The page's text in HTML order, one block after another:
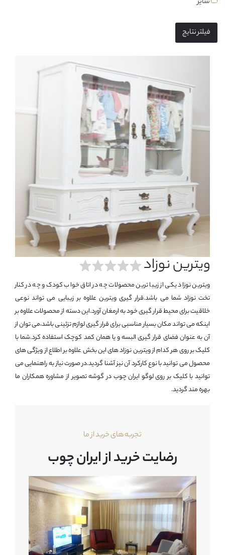
فیلتر نتایج
ویترین نوزاد
ویترین نوزاد یکی از زیبا ترین محصولات چه در اتاق خواب کودک و چه در کنار
تخت نوزاد شما می باشد.قرار گیری ویترین علاوه بر زیبایی می تواند نوعی
خلاقیت برای محیط قرار گیری خود به ارمغان آورد.این دسته از محصولات علاوه بر
اینکه می تواند مکان بسیار مناسبی برای قرار گیری لوازم تزئینی باشد،می توان از
آن به عنوان فضای قرار گیری البسه و یا همان کمد کوچک استفاده کرد.شما با
کلیک بر روی هر کدام از ویترین نوزاد های این بخش علاوه بر اطلاع از ویژگی های
محصول می توانید با نوع کارکرد آن نیز آشنا گردید.در صورت نیاز به راهنمایی می
توانید با کلیک بر روی لوگو ایران چوب در گوشه تصویر از مشاوره همکاران ما
بهره مند گردید.
تجربه های خرید از ما
رضایت خرید از ایران چوب